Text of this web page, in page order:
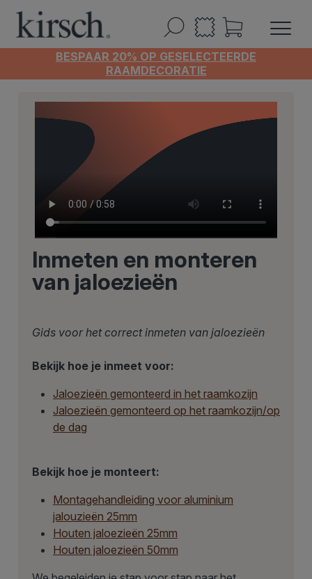
BESPAAR 20% OP GESELECTEERDE
RAAMDECORATIE
Inmeten en monteren
van jaloezieën
Gids voor het correct inmeten van jaloezieën
Bekijk hoe je inmeet voor:
Jaloezieën gemonteerd in het raamkozijn
Jaloezieën gemonteerd op het raamkozijn/op
de dag
Bekijk hoe je monteert:
Montagehandleiding voor aluminium
jalouzieën 25mm
Houten jaloezieën 25mm
Houten jaloezieën 50mm